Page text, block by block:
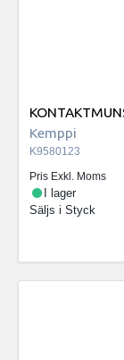
Kemppi
K9580123
Pris Exkl. Moms
I lager
Säljs i Styck